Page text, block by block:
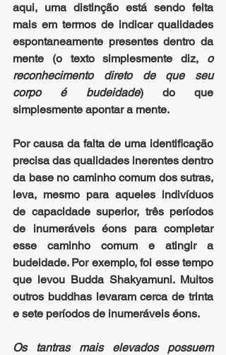
aqui, uma distinção está sendo feita
mais em termos de indicar qualidades
espontaneamente presentes dentro da
mente (o texto simplesmente diz, o
reconhecimento direto de que seu
corpo é budeidade) do que
simplesmente apontar a mente.
Por causa da falta de uma identificação
precisa das qualidades inerentes dentro
da base no caminho comum dos sutras,
leva, mesmo para aqueles indivíduos
de capacidade superior, três períodos
de inumeráveis éons para completar
esse caminho comum e atingir a
budeidade. Por exemplo, foi esse tempo
que levou Budda Shakyamuni. Muitos
outros buddhas levaram cerca de trinta
e sete períodos de inumeráveis éons.
Os tantras mais elevados possuem